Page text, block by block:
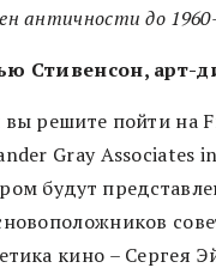
античности до
Стивенсон, арт-
вы решите пойти на
Gray Associates
будут
кино – Сергея